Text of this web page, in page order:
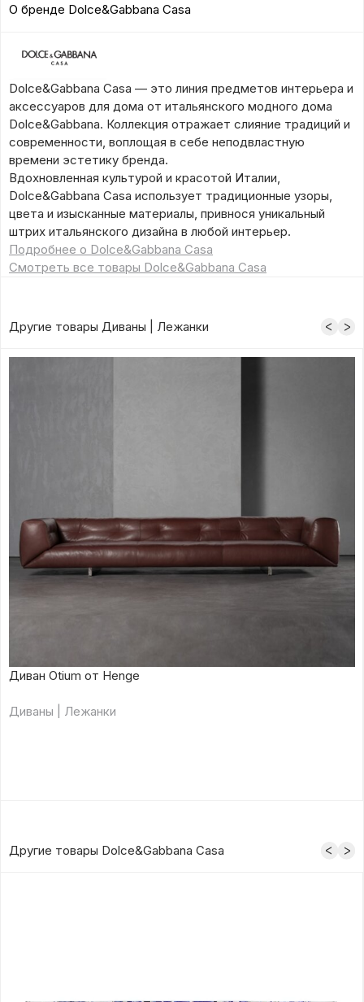
О бренде Dolce&Gabbana Casa
Dolce&Gabbana Casa — это линия предметов интерьера и
аксессуаров для дома от итальянского модного дома
Dolce&Gabbana. Коллекция отражает слияние традиций и
современности, воплощая в себе неподвластную
времени эстетику бренда.
Вдохновленная культурой и красотой Италии,
Dolce&Gabbana Casa использует традиционные узоры,
цвета и изысканные материалы, привнося уникальный
штрих итальянского дизайна в любой интерьер.
Подробнее о Dolce&Gabbana Casa
Смотреть все товары Dolce&Gabbana Casa
Другие товары Диваны | Лежанки
Диван Otium от Henge
Диваны | Лежанки
Другие товары Dolce&Gabbana Casa